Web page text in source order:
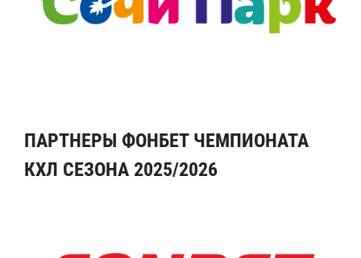
ПАРТНЕРЫ ФОНБЕТ ЧЕМПИОНАТА
КХЛ СЕЗОНА 2025/2026